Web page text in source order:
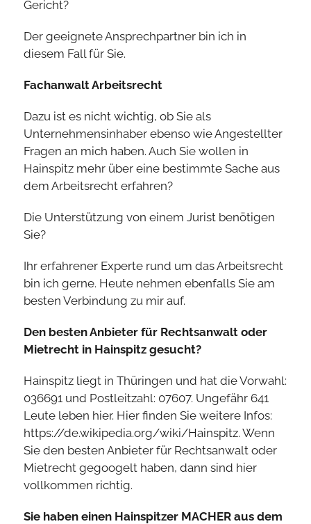
Gericht?
Der geeignete Ansprechpartner bin ich in
diesem Fall für Sie.
Fachanwalt Arbeitsrecht
Dazu ist es nicht wichtig, ob Sie als
Unternehmensinhaber ebenso wie Angestellter
Fragen an mich haben. Auch Sie wollen in
Hainspitz mehr über eine bestimmte Sache aus
dem Arbeitsrecht erfahren?
Die Unterstützung von einem Jurist benötigen
Sie?
Ihr erfahrener Experte rund um das Arbeitsrecht
bin ich gerne. Heute nehmen ebenfalls Sie am
besten Verbindung zu mir auf.
Den besten Anbieter für Rechtsanwalt oder
Mietrecht in Hainspitz gesucht?
Hainspitz liegt in Thüringen und hat die Vorwahl:
036691 und Postleitzahl: 07607. Ungefähr 641
Leute leben hier. Hier finden Sie weitere Infos:
https://de.wikipedia.org/wiki/Hainspitz. Wenn
Sie den besten Anbieter für Rechtsanwalt oder
Mietrecht gegoogelt haben, dann sind hier
vollkommen richtig.
Sie haben einen Hainspitzer MACHER aus dem